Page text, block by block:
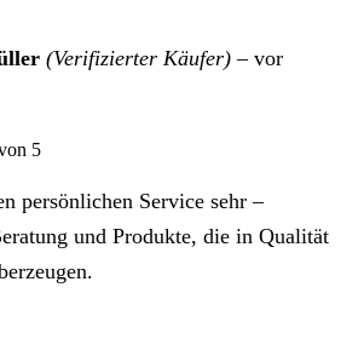
(Verifizierter Käufer) – vor
5
persönlichen Service sehr –
und Produkte, die in Qualität